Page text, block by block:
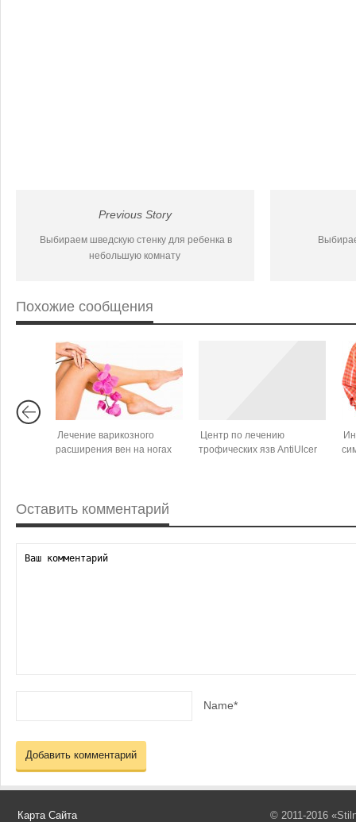
Previous Story
Выбираем шведскую стенку для ребенка в
небольшую комнату
Похожие сообщения
Лечение варикозного
расширения вен на ногах
Центр по лечению
трофических язв AntiUlcer
Оставить комментарий
Name*
Карта Сайта
© 2011-2016